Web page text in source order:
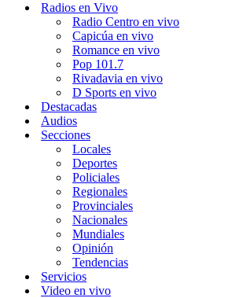
navegaciónRadios en Vivo
Radio Centro en vivo
Capicúa en vivo
Romance en vivo
Pop 101.7
Rivadavia en vivo
D Sports en vivo
Destacadas
Audios
Secciones
Locales
Deportes
Policiales
Regionales
Provinciales
Nacionales
Mundiales
Opinión
Tendencias
Servicios
Video en vivo